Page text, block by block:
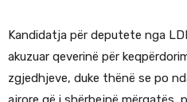
Kandidatja për deputete nga
akuzuar qeverinë për
zgjedhjeve, duke thënë se po